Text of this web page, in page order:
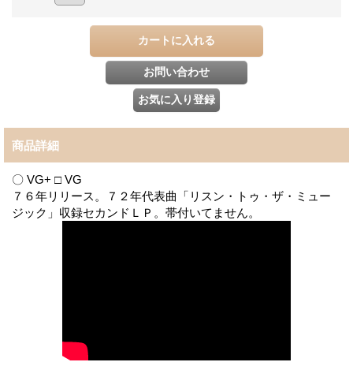
商品詳細
〇 VG+ □ VG
７６年リリース。７２年代表曲「リスン・トゥ・ザ・ミュー
ジック」収録セカンドＬＰ。帯付いてません。